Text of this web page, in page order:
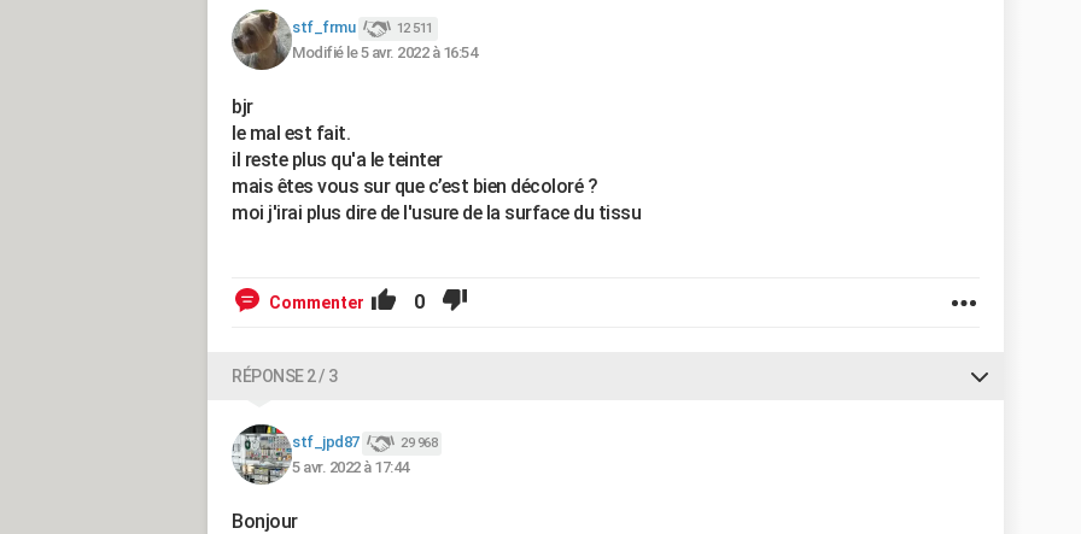
stf_frmu 12 511
Modifié le 5 avr. 2022 à 16:54
bjr
le mal est fait.
il reste plus qu'a le teinter
mais êtes vous sur que c’est bien décoloré ?
moi j'irai plus dire de l'usure de la surface du tissu
Commenter 0
RÉPONSE 2 / 3
stf_jpd87 29 968
5 avr. 2022 à 17:44
Bonjour